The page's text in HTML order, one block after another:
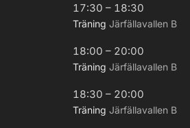
17:30 – 18:30
Träning Järfällavallen B
18:00 – 20:00
Träning Järfällavallen B
18:30 – 20:00
Träning Järfällavallen B